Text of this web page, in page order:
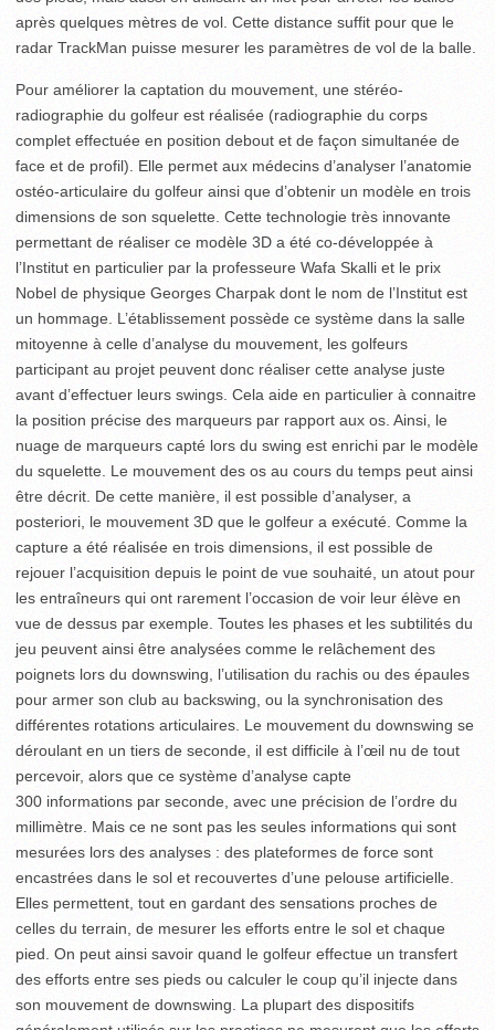
après quelques mètres de vol. Cette distance suffit pour que le
radar TrackMan puisse mesurer les paramètres de vol de la balle.
Pour améliorer la captation du mouvement, une stéréo-
radiographie du golfeur est réalisée (radiographie du corps
complet effectuée en position debout et de façon simultanée de
face et de profil). Elle permet aux médecins d’analyser l’anatomie
ostéo-articulaire du golfeur ainsi que d’obtenir un modèle en trois
dimensions de son squelette. Cette technologie très innovante
permettant de réaliser ce modèle 3D a été co-développée à
l’Institut en particulier par la professeure Wafa Skalli et le prix
Nobel de physique Georges Charpak dont le nom de l’Institut est
un hommage. L’établissement possède ce système dans la salle
mitoyenne à celle d’analyse du mouvement, les golfeurs
participant au projet peuvent donc réaliser cette analyse juste
avant d’effectuer leurs swings. Cela aide en particulier à connaitre
la position précise des marqueurs par rapport aux os. Ainsi, le
nuage de marqueurs capté lors du swing est enrichi par le modèle
du squelette. Le mouvement des os au cours du temps peut ainsi
être décrit. De cette manière, il est possible d’analyser, a
posteriori, le mouvement 3D que le golfeur a exécuté. Comme la
capture a été réalisée en trois dimensions, il est possible de
rejouer l’acquisition depuis le point de vue souhaité, un atout pour
les entraîneurs qui ont rarement l’occasion de voir leur élève en
vue de dessus par exemple. Toutes les phases et les subtilités du
jeu peuvent ainsi être analysées comme le relâchement des
poignets lors du downswing, l’utilisation du rachis ou des épaules
pour armer son club au backswing, ou la synchronisation des
différentes rotations articulaires. Le mouvement du downswing se
déroulant en un tiers de seconde, il est difficile à l’œil nu de tout
percevoir, alors que ce système d’analyse capte
300 informations par seconde, avec une précision de l’ordre du
millimètre. Mais ce ne sont pas les seules informations qui sont
mesurées lors des analyses : des plateformes de force sont
encastrées dans le sol et recouvertes d’une pelouse artificielle.
Elles permettent, tout en gardant des sensations proches de
celles du terrain, de mesurer les efforts entre le sol et chaque
pied. On peut ainsi savoir quand le golfeur effectue un transfert
des efforts entre ses pieds ou calculer le coup qu’il injecte dans
son mouvement de downswing. La plupart des dispositifs